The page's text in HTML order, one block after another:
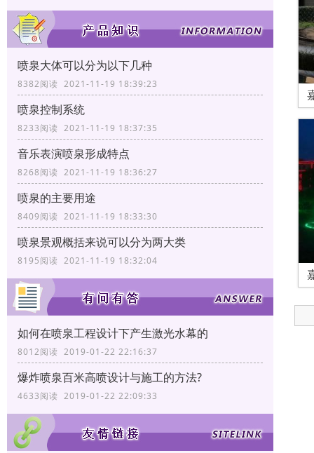
喷泉大体可以分为以下几种
8382阅读 2021-11-19 18:39:23
喷泉控制系统
8233阅读 2021-11-19 18:37:35
音乐表演喷泉形成特点
8268阅读 2021-11-19 18:36:27
喷泉的主要用途
8409阅读 2021-11-19 18:33:30
喷泉景观概括来说可以分为两大类
8195阅读 2021-11-19 18:32:04
如何在喷泉工程设计下产生激光水幕的
8012阅读 2019-01-22 22:16:37
爆炸喷泉百米高喷设计与施工的方法?
4633阅读 2019-01-22 22:09:33